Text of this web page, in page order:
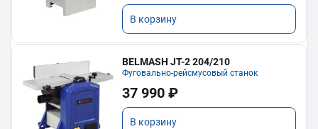
В корзину
BELMASH JT-2 204/210
Фуговально-рейсмусовый станок
37 990 ₽
В корзину